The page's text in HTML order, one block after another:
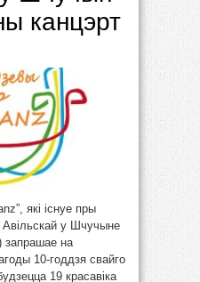
канцэрт
які існуе пры
Авільскай у Шчучыне
запрашае на
10-годдзя свайго
19 красавіка